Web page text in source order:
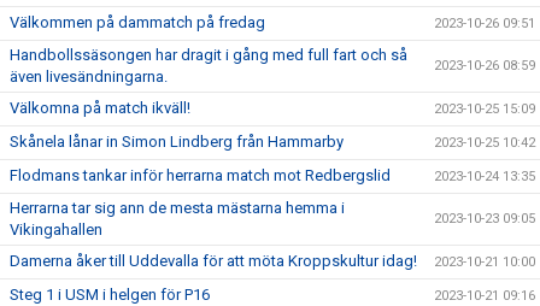
Välkommen på dammatch på fredag 2023-10-26 09:51
Handbollssäsongen har dragit i gång med full fart och så
även livesändningarna.
2023-10-26 08:59
Välkomna på match ikväll! 2023-10-25 15:09
Skånela lånar in Simon Lindberg från Hammarby 2023-10-25 10:42
Flodmans tankar inför herrarna match mot Redbergslid 2023-10-24 13:35
Herrarna tar sig ann de mesta mästarna hemma i
Vikingahallen
2023-10-23 09:05
Damerna åker till Uddevalla för att möta Kroppskultur idag! 2023-10-21 10:00
Steg 1 i USM i helgen för P16 2023-10-21 09:16